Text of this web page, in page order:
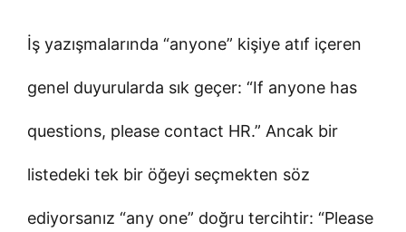
İş yazışmalarında “anyone” kişiye atıf içeren
genel duyurularda sık geçer: “If anyone has
questions, please contact HR.” Ancak bir
listedeki tek bir öğeyi seçmekten söz
ediyorsanız “any one” doğru tercihtir: “Please